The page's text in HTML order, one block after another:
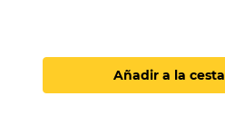
Añadir a la cesta